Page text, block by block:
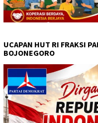
UCAPAN HUT RI FRAKSI
BOJONEGORO